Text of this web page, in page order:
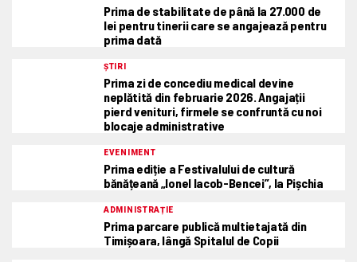
Prima de stabilitate de până la 27.000 de
lei pentru tinerii care se angajează pentru
prima dată
ȘTIRI
Prima zi de concediu medical devine
neplătită din februarie 2026. Angajații
pierd venituri, firmele se confruntă cu noi
blocaje administrative
EVENIMENT
Prima ediție a Festivalului de cultură
bănățeană „Ionel Iacob-Bencei”, la Pișchia
ADMINISTRAȚIE
Prima parcare publică multietajată din
Timișoara, lângă Spitalul de Copii